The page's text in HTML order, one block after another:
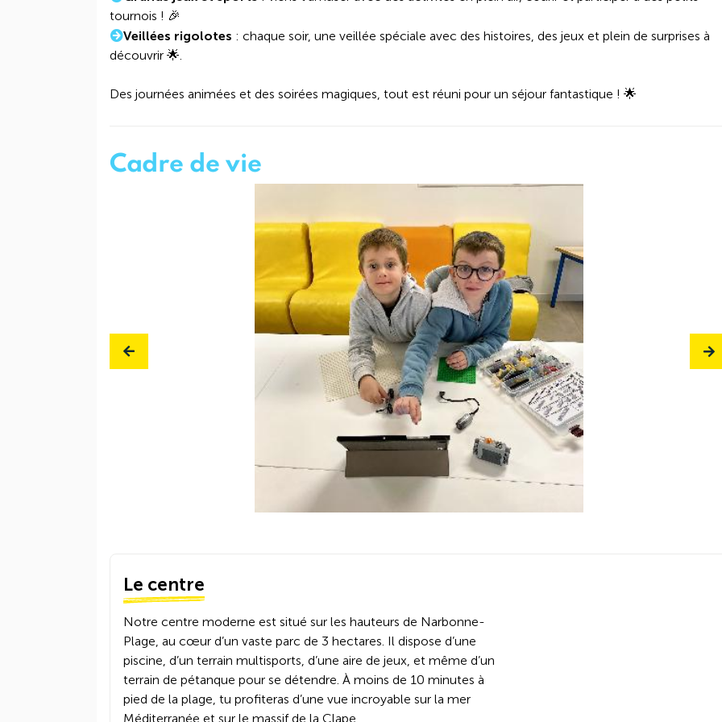
tournois ! 🎉
Veillées rigolotes : chaque soir, une veillée spéciale avec des histoires, des jeux et plein de surprises à
découvrir 🌟.
Des journées animées et des soirées magiques, tout est réuni pour un séjour fantastique ! 🌟
Cadre de vie
Le centre
Notre centre moderne est situé sur les hauteurs de Narbonne-
Plage, au cœur d’un vaste parc de 3 hectares. Il dispose d’une
piscine, d’un terrain multisports, d’une aire de jeux, et même d’un
terrain de pétanque pour se détendre. À moins de 10 minutes à
pied de la plage, tu profiteras d’une vue incroyable sur la mer
Méditerranée et sur le massif de la Clape.